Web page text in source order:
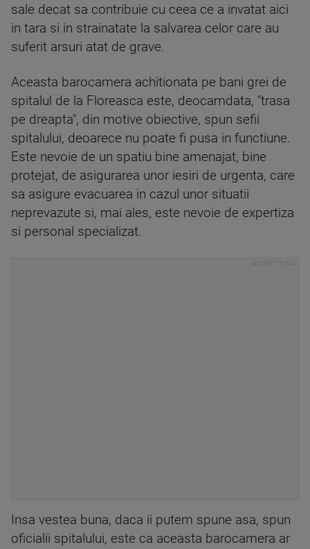
sale decat sa contribuie cu ceea ce a invatat aici
in tara si in strainatate la salvarea celor care au
suferit arsuri atat de grave.
Aceasta barocamera achitionata pe bani grei de
spitalul de la Floreasca este, deocamdata, "trasa
pe dreapta", din motive obiective, spun sefii
spitalului, deoarece nu poate fi pusa in functiune.
Este nevoie de un spatiu bine amenajat, bine
protejat, de asigurarea unor iesiri de urgenta, care
sa asigure evacuarea in cazul unor situatii
neprevazute si, mai ales, este nevoie de expertiza
si personal specializat.
Insa vestea buna, daca ii putem spune asa, spun
oficialii spitalului, este ca aceasta barocamera ar